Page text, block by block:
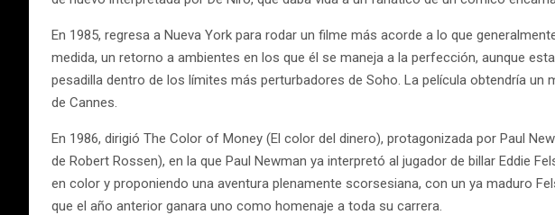
En 1985, regresa a Nueva York para rodar un filme más acorde a lo que
medida, un retorno a ambientes en los que él se maneja a la perfección, aunque
pesadilla dentro de los límites más perturbadores de Soho. La película obtendría
de Cannes.
En 1986, dirigió The Color of Money (El color del dinero), protagonizada por Paul
de Robert Rossen), en la que Paul Newman ya interpretó al jugador de billar Eddie
en color y proponiendo una aventura plenamente scorsesiana, con un ya maduro
que el año anterior ganara uno como homenaje a toda su carrera.